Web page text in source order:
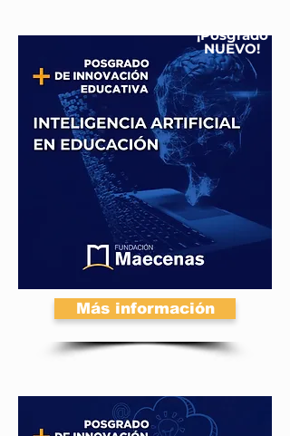
¡Posgrado
NUEVO!
Más información